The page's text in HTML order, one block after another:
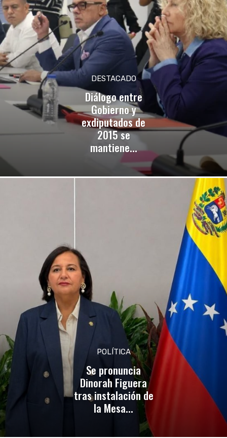
DESTACADO
Diálogo entre
Gobierno y
exdiputados de
2015 se
mantiene...
POLÍTICA
Se pronuncia
Dinorah Figuera
tras instalación de
la Mesa...